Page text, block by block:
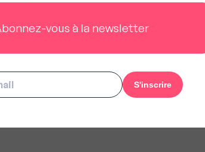
pour tous.
vous à la newsletter